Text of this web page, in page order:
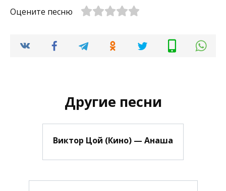
Оцените песню
Другие песни
Виктор Цой (Кино) — Анаша